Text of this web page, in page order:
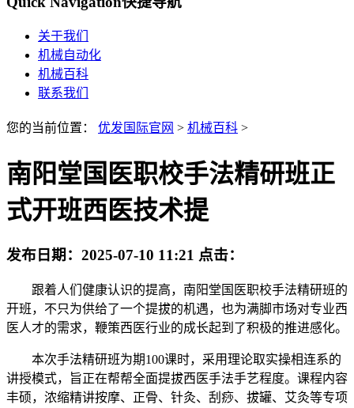
关于我们
机械自动化
机械百科
联系我们
您的当前位置： 优发国际官网 > 机械百科 >
南阳堂国医职校手法精研班正
式开班西医技术提
发布日期： 2025-07-10 11:21 点击：
跟着人们健康认识的提高，南阳堂国医职校手法精研班的
开班，不只为供给了一个提拔的机遇，也为满脚市场对专业西
医人才的需求，鞭策西医行业的成长起到了积极的推进感化。
本次手法精研班为期100课时，采用理论取实操相连系的
讲授模式，旨正在帮帮全面提拔西医手法手艺程度。课程内容
丰硕，浓缩精讲按摩、正骨、针灸、刮痧、拔罐、艾灸等专项